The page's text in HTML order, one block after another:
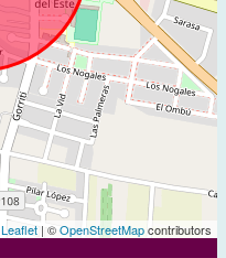
Leaflet | ©OpenStreetMapcontributors